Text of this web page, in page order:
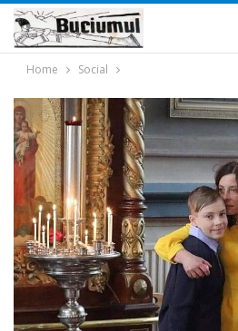
Home Social